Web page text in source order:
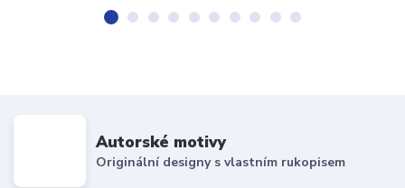
Autorské motivy
Originální designy s vlastním rukopisem